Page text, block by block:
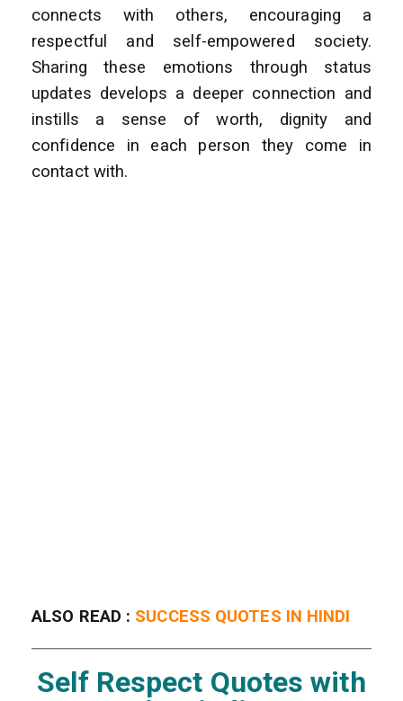
connects with others, encouraging a
respectful and self-empowered society.
Sharing these emotions through status
updates develops a deeper connection and
instills a sense of worth, dignity and
confidence in each person they come in
contact with.
ALSO READ : SUCCESS QUOTES IN HINDI
Self Respect Quotes with